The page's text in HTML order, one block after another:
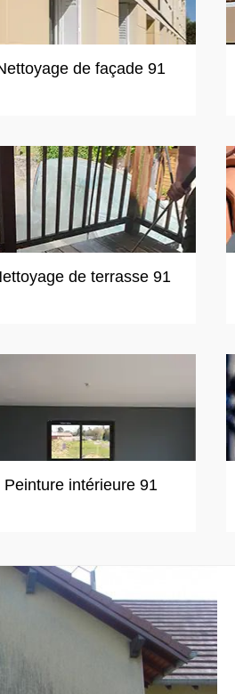
de façade 91
de terrasse 91
Peinture intérieure 91